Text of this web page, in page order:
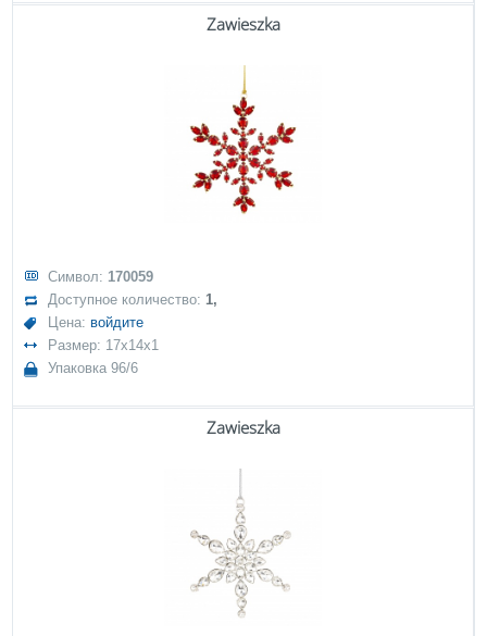
Zawieszka
Символ: 170059
Доступное количество:1,
Цена: войдите
Размер: 17x14x1
Упаковка 96/6
Zawieszka